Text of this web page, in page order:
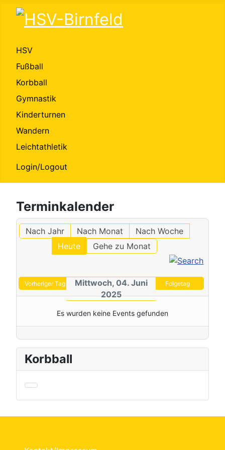
HSV
Fußball
Korbball
Gymnastik
Kinderturnen
Wandern
Leichtathletik
Login/Logout
Terminkalender
Nach Jahr Nach Monat
Nach Woche
Heute
Gehe zu Monat
Vorheriger Tag
Mittwoch, 04. Juni
2025
Folgetag
Es wurden keine Events gefunden
Korbball